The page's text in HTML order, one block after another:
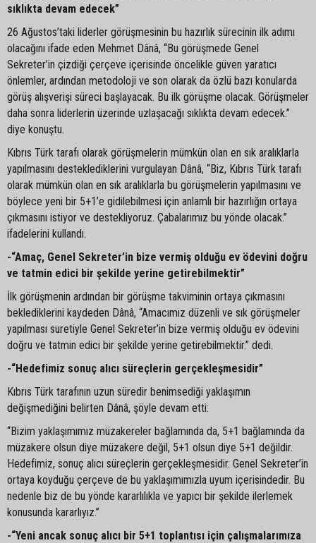
sıklıkta devam edecek”
26 Ağustos’taki liderler görüşmesinin bu hazırlık sürecinin ilk adımı
olacağını ifade eden Mehmet Dânâ, “Bu görüşmede Genel
Sekreter’in çizdiği çerçeve içerisinde öncelikle güven yaratıcı
önlemler, ardından metodoloji ve son olarak da özlü bazı konularda
görüş alışverişi süreci başlayacak. Bu ilk görüşme olacak. Görüşmeler
daha sonra liderlerin üzerinde uzlaşacağı sıklıkta devam edecek.”
diye konuştu.
Kıbrıs Türk tarafı olarak görüşmelerin mümkün olan en sık aralıklarla
yapılmasını desteklediklerini vurgulayan Dânâ, “Biz, Kıbrıs Türk tarafı
olarak mümkün olan en sık aralıklarla bu görüşmelerin yapılmasını ve
böylece yeni bir 5+1’e gidilebilmesi için anlamlı bir hazırlığın ortaya
çıkmasını istiyor ve destekliyoruz. Çabalarımız bu yönde olacak.”
ifadelerini kullandı.
-“Amaç, Genel Sekreter’in bize vermiş olduğu ev ödevini doğru
ve tatmin edici bir şekilde yerine getirebilmektir”
İlk görüşmenin ardından bir görüşme takviminin ortaya çıkmasını
beklediklerini kaydeden Dânâ, “Amacımız düzenli ve sık görüşmeler
yapılması suretiyle Genel Sekreter’in bize vermiş olduğu ev ödevini
doğru ve tatmin edici bir şekilde yerine getirebilmektir.” dedi.
-“Hedefimiz sonuç alıcı süreçlerin gerçekleşmesidir”
Kıbrıs Türk tarafının uzun süredir benimsediği yaklaşımın
değişmediğini belirten Dânâ, şöyle devam etti:
“Bizim yaklaşımımız müzakereler bağlamında da, 5+1 bağlamında da
müzakere olsun diye müzakere değil, 5+1 olsun diye 5+1 değildir.
Hedefimiz, sonuç alıcı süreçlerin gerçekleşmesidir. Genel Sekreter’in
ortaya koyduğu çerçeve de bu yaklaşımımızla uyum içerisindedir. Bu
nedenle biz de bu yönde kararlılıkla ve yapıcı bir şekilde ilerlemek
konusunda kararlıyız.”
-“Yeni ancak sonuç alıcı bir 5+1 toplantısı için çalışmalarımıza